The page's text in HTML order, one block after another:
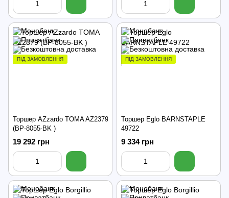
ПІД ЗАМОВЛЕННЯ
Торшер AZzardo TOMA AZ2379
(BP-8055-BK )
19 292 грн
ПІД ЗАМОВЛЕННЯ
Торшер Eglo BARNSTAPLE
49722
9 334 грн